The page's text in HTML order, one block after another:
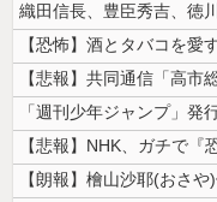
【悲報】NHK、ガチで『